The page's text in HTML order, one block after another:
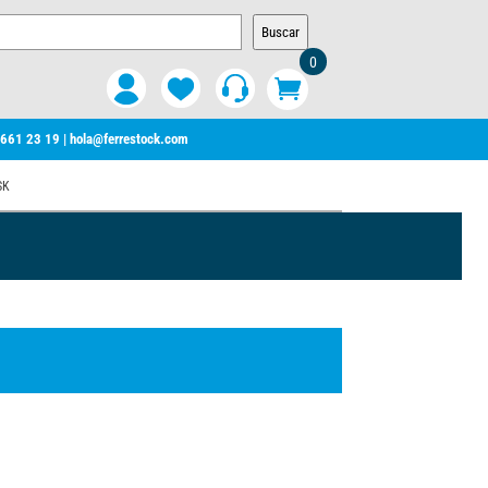
Buscar
0
23 19 | hola@ferrestock.com